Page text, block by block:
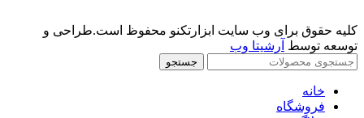
کلیه حقوق برای وب سایت ابزارتکنو محفوظ است.طراحی و
توسعه توسط آرشیتا وب
جستجو
خانه
فروشگاه